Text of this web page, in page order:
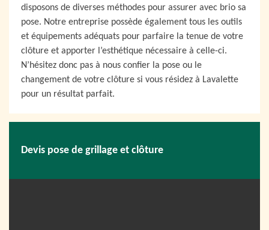
disposons de diverses méthodes pour assurer avec brio sa
pose. Notre entreprise possède également tous les outils
et équipements adéquats pour parfaire la tenue de votre
clôture et apporter l’esthétique nécessaire à celle-ci.
N’hésitez donc pas à nous confier la pose ou le
changement de votre clôture si vous résidez à Lavalette
pour un résultat parfait.
Devis pose de grillage et clôture